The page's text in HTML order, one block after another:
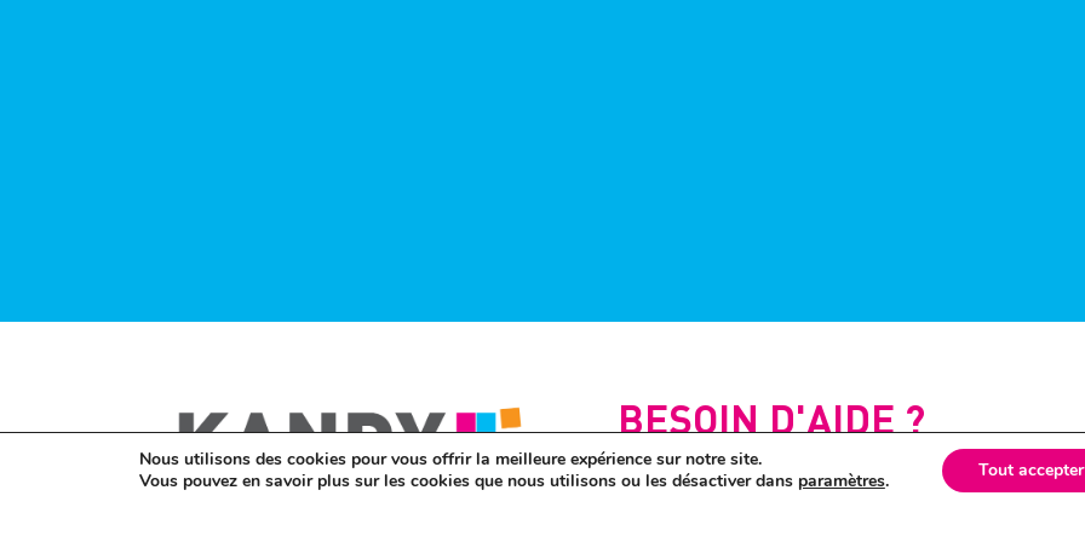
BESOIN D'AIDE ?
Nous contacter
Nous utilisons des cookies pour vous offrir la meilleure expérience sur notre site.
Vous pouvez en savoir plus sur les cookies que nous utilisons ou les désactiver dans paramètres. Tout accepter